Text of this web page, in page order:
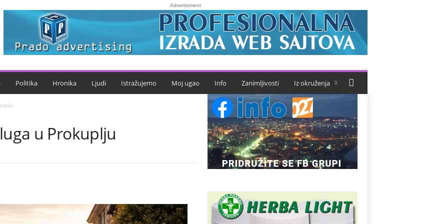
Advertisiment
Politika Hronika Ljudi Istražujemo Moj ugao Info Zanimljivosti Iz okruženja
u Prokuplju